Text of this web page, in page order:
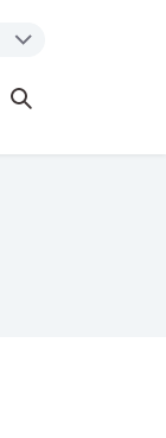
Suche
öffnen